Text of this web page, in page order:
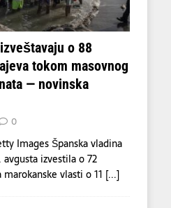
o 88
tokom masovnog
— novinska
0
Images Španska vladina
izvestila o 72
vlasti o 11 [...]